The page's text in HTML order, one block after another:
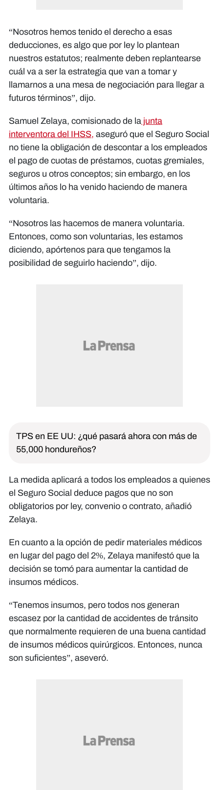
“Nosotros hemos tenido el derecho a esas
deducciones, es algo que por ley lo plantean
nuestros estatutos; realmente deben replantearse
cuál va a ser la estrategia que van a tomar y
llamarnos a una mesa de negociación para llegar a
futuros términos”, dijo.
Samuel Zelaya, comisionado de la junta
interventora del IHSS, aseguró que el Seguro Social
no tiene la obligación de descontar a los empleados
el pago de cuotas de préstamos, cuotas gremiales,
seguros u otros conceptos; sin embargo, en los
últimos años lo ha venido haciendo de manera
voluntaria.
“Nosotros las hacemos de manera voluntaria.
Entonces, como son voluntarias, les estamos
diciendo, apórtenos para que tengamos la
posibilidad de seguirlo haciendo”, dijo.
TPS en EE UU: ¿qué pasará ahora con más de
55,000 hondureños?
La medida aplicará a todos los empleados a quienes
el Seguro Social deduce pagos que no son
obligatorios por ley, convenio o contrato, añadió
Zelaya.
En cuanto a la opción de pedir materiales médicos
en lugar del pago del 2%, Zelaya manifestó que la
decisión se tomó para aumentar la cantidad de
insumos médicos.
“Tenemos insumos, pero todos nos generan
escasez por la cantidad de accidentes de tránsito
que normalmente requieren de una buena cantidad
de insumos médicos quirúrgicos. Entonces, nunca
son suficientes”, aseveró.